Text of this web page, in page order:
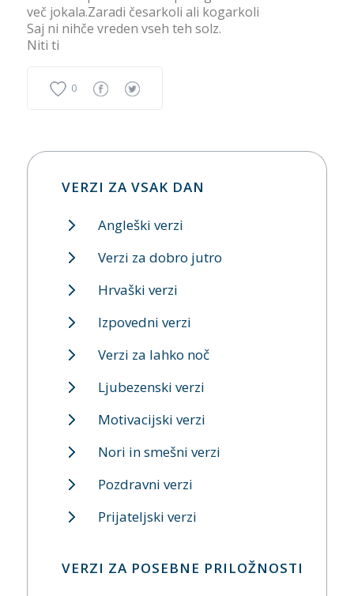
več jokala.Zaradi česarkoli ali kogarkoli
Saj ni nihče vreden vseh teh solz.
Niti ti
0
VERZI ZA VSAK DAN
Angleški verzi
Verzi za dobro jutro
Hrvaški verzi
Izpovedni verzi
Verzi za lahko noč
Ljubezenski verzi
Motivacijski verzi
Nori in smešni verzi
Pozdravni verzi
Prijateljski verzi
VERZI ZA POSEBNE PRILOŽNOSTI